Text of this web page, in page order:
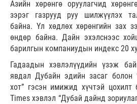
Азийн хөрөнгө оруулагчид
зэрэг газрууд руу шилжүүлэх
байна. Үл хөдлөх хөрөнгийн зах
өндөр байна. Дайн эхэлснээс
барилгын компаниудын индекс 20
Гадаадын хэвлэлүүдийн үзэж
явдал Дубайн эдийн засаг болон
хот” гэсэн имижид хүчтэй цохилт
Times хэвлэл “Дубай дайнд